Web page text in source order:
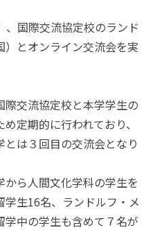
国際交流協定校のランド
とオンライン交流会を実
交流協定校と本学学生の
定期的に行われており、
は３回目の交流会となり
ら人間文化学科の学生を
生16名、ランドルフ・メ
中の学生も含めて７名が